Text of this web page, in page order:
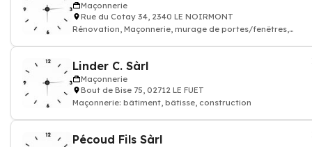
Maçonnerie
Rue du Cotay 34, 2340 LE NOIRMONT
Rénovation, Maçonnerie, murage de portes/fenêtres,
Linder C. Sàrl
Maçonnerie
Bout de Bise 75, 02712 LE FUET
Maçonnerie: bâtiment, bâtisse, construction
Pécoud Fils Sàrl